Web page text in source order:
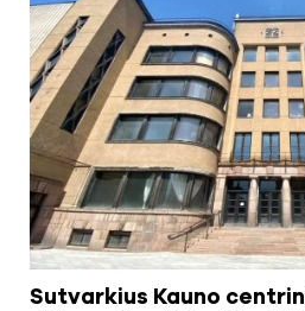
Sutvarkius Kauno